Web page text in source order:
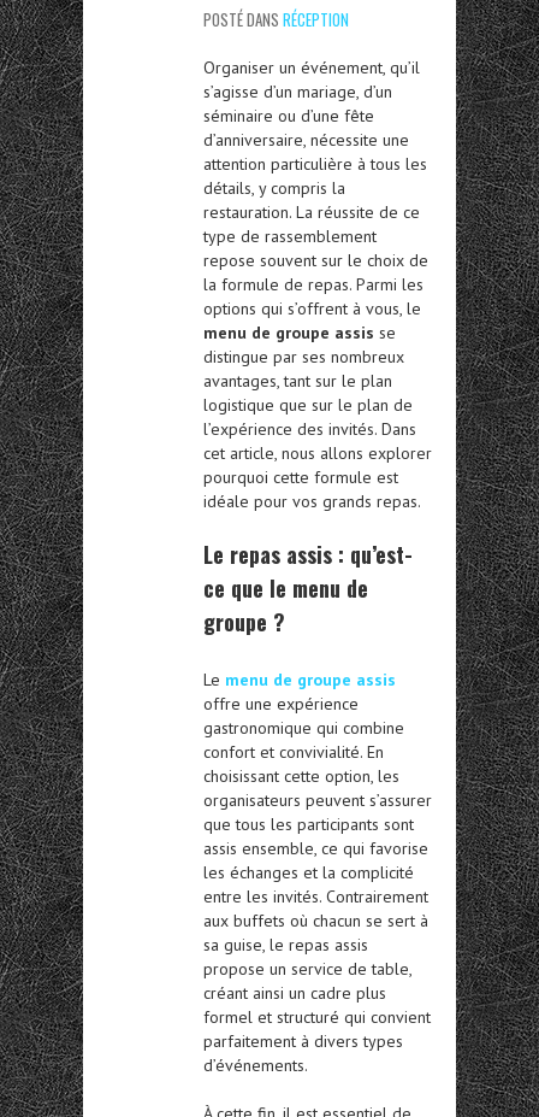
POSTÉ DANS RÉCEPTION
Organiser un événement, qu’il
s’agisse d’un mariage, d’un
séminaire ou d’une fête
d’anniversaire, nécessite une
attention particulière à tous les
détails, y compris la
restauration. La réussite de ce
type de rassemblement
repose souvent sur le choix de
la formule de repas. Parmi les
options qui s’offrent à vous, le
menu de groupe assis se
distingue par ses nombreux
avantages, tant sur le plan
logistique que sur le plan de
l’expérience des invités. Dans
cet article, nous allons explorer
pourquoi cette formule est
idéale pour vos grands repas.
Le repas assis : qu’est-
ce que le menu de
groupe ?
Le menu de groupe assis
offre une expérience
gastronomique qui combine
confort et convivialité. En
choisissant cette option, les
organisateurs peuvent s’assurer
que tous les participants sont
assis ensemble, ce qui favorise
les échanges et la complicité
entre les invités. Contrairement
aux buffets où chacun se sert à
sa guise, le repas assis
propose un service de table,
créant ainsi un cadre plus
formel et structuré qui convient
parfaitement à divers types
d’événements.